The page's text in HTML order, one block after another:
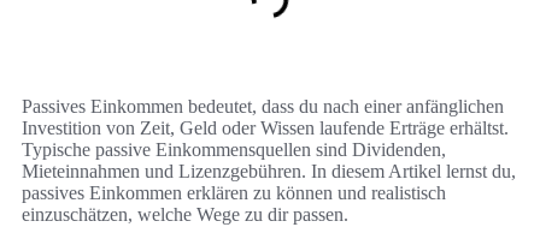
Passives Einkommen bedeutet, dass du nach einer anfänglichen
Investition von Zeit, Geld oder Wissen laufende Erträge erhältst.
Typische passive Einkommensquellen sind Dividenden,
Mieteinnahmen und Lizenzgebühren. In diesem Artikel lernst du,
passives Einkommen erklären zu können und realistisch
einzuschätzen, welche Wege zu dir passen.